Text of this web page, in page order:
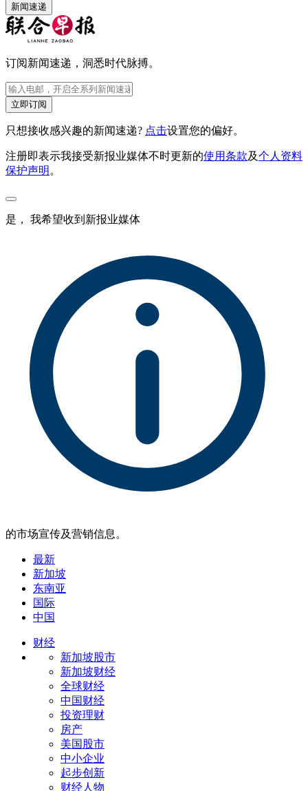
新闻速递
订阅新闻速递，洞悉时代脉搏。
立即订阅
只想接收感兴趣的新闻速递? 点击设置您的偏好。
注册即表示我接受新报业媒体不时更新的使用条款及个人资料
保护声明。
是， 我希望收到新报业媒体
的市场宣传及营销信息。
最新
新加坡
东南亚
国际
中国
财经
新加坡股市
新加坡财经
全球财经
中国财经
投资理财
房产
美国股市
中小企业
起步创新
财经人物